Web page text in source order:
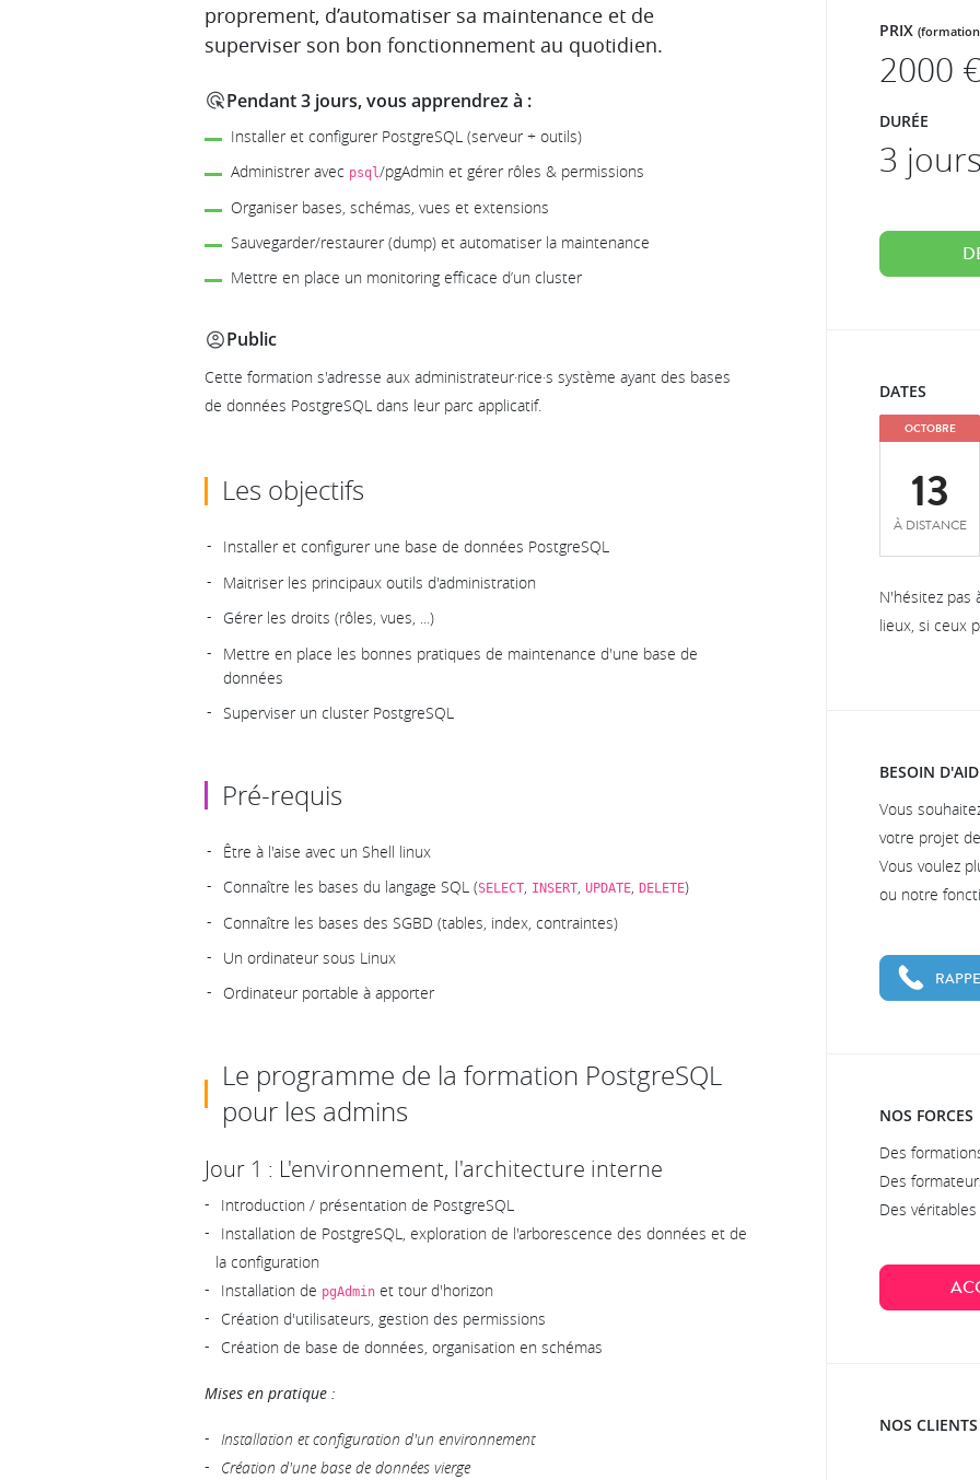
proprement, d’automatiser sa maintenance et de
superviser son bon fonctionnement au quotidien.
Pendant 3 jours, vous apprendrez à :
Installer et configurer PostgreSQL (serveur + outils)
Administrer avec psql/pgAdmin et gérer rôles & permissions
Organiser bases, schémas, vues et extensions
Sauvegarder/restaurer (dump) et automatiser la maintenance
Mettre en place un monitoring efficace d’un cluster
Public
Cette formation s'adresse aux administrateur·rice·s système ayant des bases
de données PostgreSQL dans leur parc applicatif.
Les objectifs
Installer et configurer une base de données PostgreSQL
Maitriser les principaux outils d'administration
Gérer les droits (rôles, vues, ...)
Mettre en place les bonnes pratiques de maintenance d'une base de
données
Superviser un cluster PostgreSQL
Pré-requis
Être à l'aise avec un Shell linux
Connaître les bases du langage SQL (SELECT, INSERT, UPDATE, DELETE)
Connaître les bases des SGBD (tables, index, contraintes)
Un ordinateur sous Linux
Ordinateur portable à apporter
Le programme de la formation PostgreSQL
pour les admins
Jour 1 : L'environnement, l'architecture interne
Introduction / présentation de PostgreSQL
Installation de PostgreSQL, exploration de l'arborescence des données et de
la configuration
Installation de pgAdmin et tour d'horizon
Création d'utilisateurs, gestion des permissions
Création de base de données, organisation en schémas
Mises en pratique :
Installation et configuration d'un environnement
Création d'une base de données vierge
PRIX
2000
DURÉE
3 jours
DATES
OCTOBRE
13
À DISTANCE
N'hésitez pas
lieux, si ceux
BESOIN
Vous
votre projet
Vous voulez
ou notre
NOS FORCES
Des
Des
Des
NOS CLIENTS